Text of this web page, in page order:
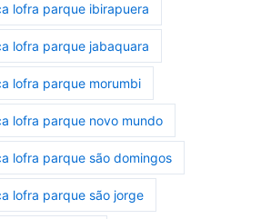
lofra parque ibirapuera
lofra parque jabaquara
lofra parque morumbi
lofra parque novo mundo
lofra parque são domingos
lofra parque são jorge